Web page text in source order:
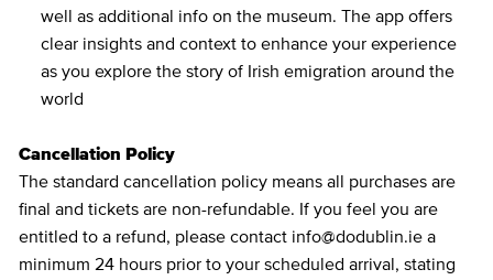
well as additional info on the museum. The app offers
clear insights and context to enhance your experience
as you explore the story of Irish emigration around the
world
Cancellation Policy
The standard cancellation policy means all purchases are
final and tickets are non-refundable. If you feel you are
entitled to a refund, please contact info@dodublin.ie a
minimum 24 hours prior to your scheduled arrival, stating